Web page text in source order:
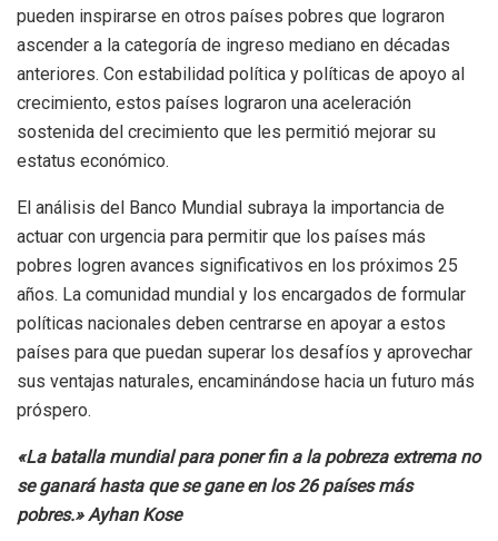
pueden inspirarse en otros países pobres que lograron
ascender a la categoría de ingreso mediano en décadas
anteriores. Con estabilidad política y políticas de apoyo al
crecimiento, estos países lograron una aceleración
sostenida del crecimiento que les permitió mejorar su
estatus económico.
El análisis del Banco Mundial subraya la importancia de
actuar con urgencia para permitir que los países más
pobres logren avances significativos en los próximos 25
años. La comunidad mundial y los encargados de formular
políticas nacionales deben centrarse en apoyar a estos
países para que puedan superar los desafíos y aprovechar
sus ventajas naturales, encaminándose hacia un futuro más
próspero.
«La batalla mundial para poner fin a la pobreza extrema no
se ganará hasta que se gane en los 26 países más
pobres.» Ayhan Kose